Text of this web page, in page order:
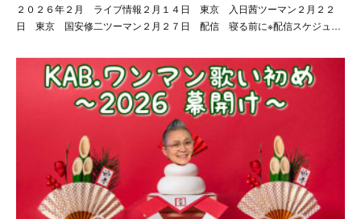
２０２６年２月 ライブ情報２月１４日 東京 入日茜ツーマン２月２２
日 東京 国安修二ツーマン２月２７日 配信 寝る前に※配信スケジュ…